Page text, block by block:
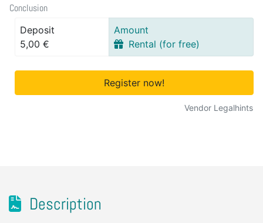
Conclusion
Deposit
5,00 €
Amount
Rental (for free)
Register now!
Vendor Legalhints
Description